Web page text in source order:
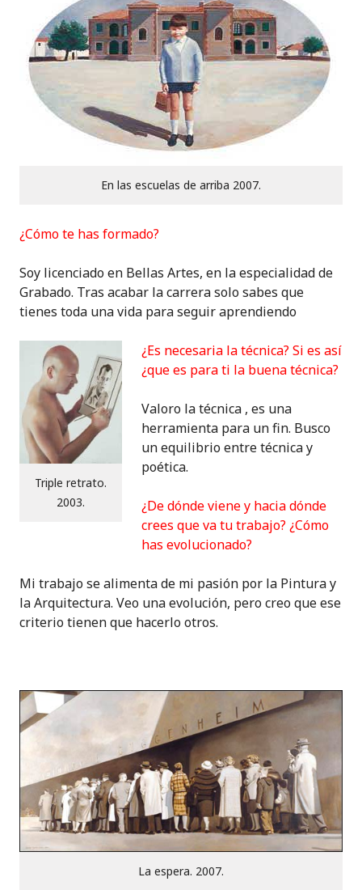
En las escuelas de arriba 2007.
¿Cómo te has formado?
Soy licenciado en Bellas Artes, en la especialidad de
Grabado. Tras acabar la carrera solo sabes que
tienes toda una vida para seguir aprendiendo
Triple retrato.
2003.
¿Es necesaria la técnica? Si es así
¿que es para ti la buena técnica?
Valoro la técnica , es una
herramienta para un fin. Busco
un equilibrio entre técnica y
poética.
¿De dónde viene y hacia dónde
crees que va tu trabajo? ¿Cómo
has evolucionado?
Mi trabajo se alimenta de mi pasión por la Pintura y
la Arquitectura. Veo una evolución, pero creo que ese
criterio tienen que hacerlo otros.
La espera. 2007.